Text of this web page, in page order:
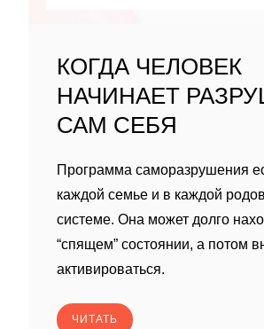
КОГДА ЧЕЛОВЕК
НАЧИНАЕТ
САМ СЕБЯ
Программа саморазрушения
каждой семье и в каждой
системе. Она может долго
“спящем” состоянии, а потом
активироваться.
ЧИТАТЬ